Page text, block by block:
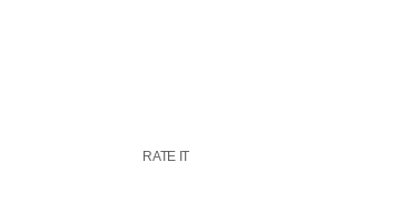
RATE IT